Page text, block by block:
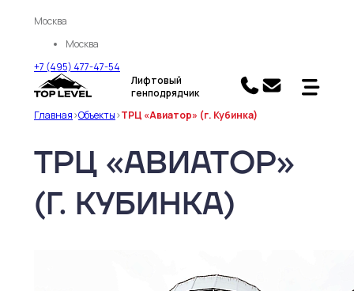
Москва
Москва
+7 (495) 477-47-54
Лифтовый
генподрядчик
Главная>Объекты>ТРЦ «Авиатор» (г. Кубинка)
ТРЦ «АВИАТОР»
(Г. КУБИНКА)